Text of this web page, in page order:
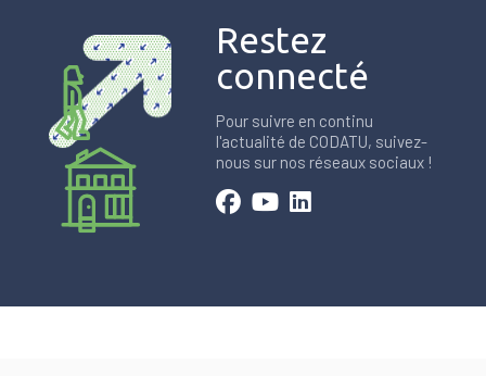
Restez
connecté
Pour suivre en continu
l'actualité de CODATU, suivez-
nous sur nos réseaux sociaux !